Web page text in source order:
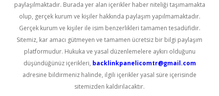
paylaşılmaktadır. Burada yer alan içerikler haber niteliği taşımamakta
olup, gerçek kurum ve kişiler hakkında paylaşım yapılmamaktadır.
Gerçek kurum ve kişiler ile isim benzerlikleri tamamen tesadüfidir.
Sitemiz, kar amacı gütmeyen ve tamamen ücretsiz bir bilgi paylaşım
platformudur. Hukuka ve yasal düzenlemelere aykırı olduğunu
düşündüğünüz içerikleri, backlinkpanelicomtr@gmail.com
adresine bildirmeniz halinde, ilgili içerikler yasal süre içerisinde
sitemizden kaldırılacaktır.